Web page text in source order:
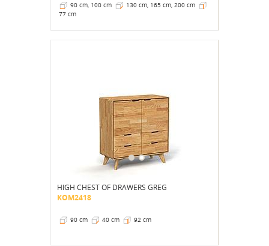
90 cm, 100 cm
130 cm, 165 cm, 200 cm
77 cm
HIGH CHEST OF DRAWERS GREG
KOM2418
90 cm 40 cm 92 cm